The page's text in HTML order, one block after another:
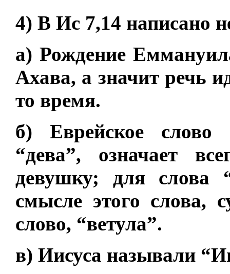
4) В Ис 7,14 написано
а) Рождение
Ахава, а значит речь
то время.
б) Еврейское слово
“дева”, означает
девушку; для слова
смысле этого слова,
слово, “ветула”.
в) Иисуса называли